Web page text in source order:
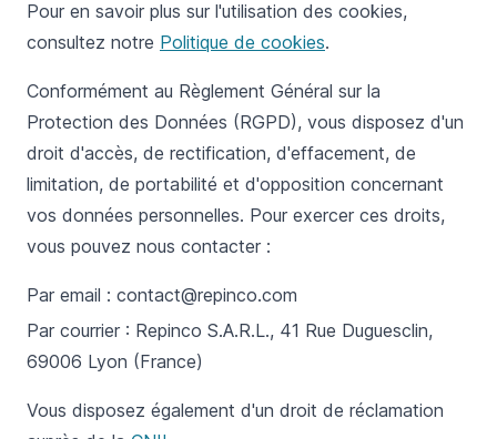
Pour en savoir plus sur l'utilisation des cookies,
consultez notre Politique de cookies.
Conformément au Règlement Général sur la
Protection des Données (RGPD), vous disposez d'un
droit d'accès, de rectification, d'effacement, de
limitation, de portabilité et d'opposition concernant
vos données personnelles. Pour exercer ces droits,
vous pouvez nous contacter :
Par email : contact@repinco.com
Par courrier : Repinco S.A.R.L., 41 Rue Duguesclin,
69006 Lyon (France)
Vous disposez également d'un droit de réclamation